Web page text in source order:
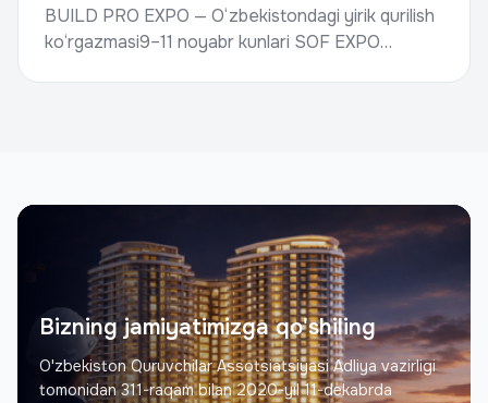
BUILD PRO EXPO — O‘zbekistondagi yirik qurilish
ko‘rgazmasi9–11 noyabr kunlari SOF EXPO
Bizning jamiyatimizga qo'shiling
O'zbekiston Quruvchilar Assotsiatsiyasi Adliya vazirligi
tomonidan 311-raqam bilan 2020-yil 11-dekabrda